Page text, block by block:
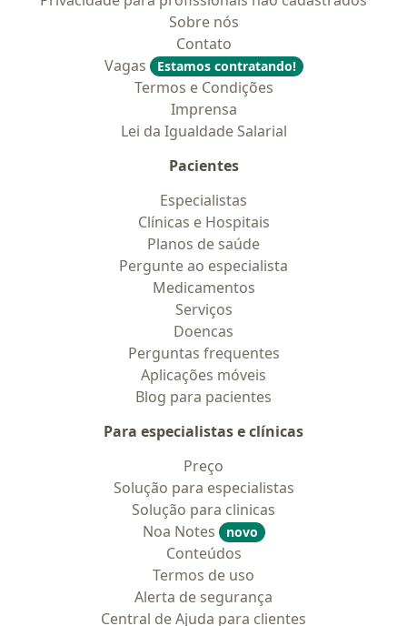
Sobre nós
Contato
Vagas
Estamos contratando!
Termos e Condições
Imprensa
Lei da Igualdade Salarial
Pacientes
Especialistas
Clínicas e Hospitais
Planos de saúde
Pergunte ao especialista
Medicamentos
Serviços
Doencas
Perguntas frequentes
Aplicações móveis
Blog para pacientes
Para especialistas e clínicas
Preço
Solução para especialistas
Solução para clinicas
Noa Notes
novo
Conteúdos
Termos de uso
Alerta de segurança
Central de Ajuda para clientes